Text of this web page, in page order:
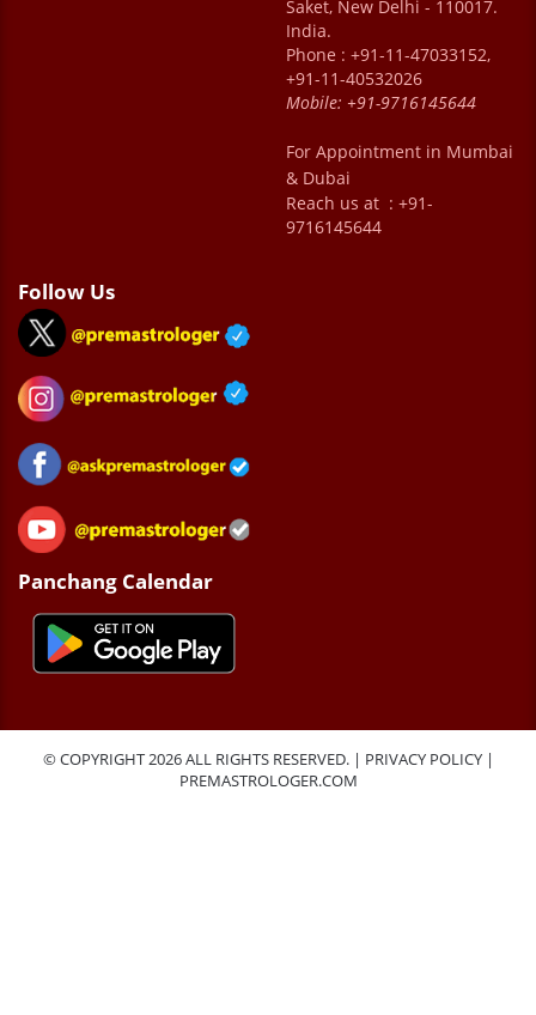
Saket, New Delhi - 110017.
India.
Phone : +91-11-47033152,
+91-11-40532026
Mobile: +91-9716145644
For Appointment in Mumbai
& Dubai
Reach us at : +91-
9716145644
Follow Us
Panchang Calendar
© COPYRIGHT 2026 ALL RIGHTS RESERVED. | PRIVACY POLICY|
PREMASTROLOGER.COM